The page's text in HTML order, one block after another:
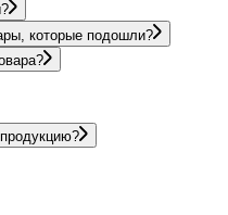
которые подошли?